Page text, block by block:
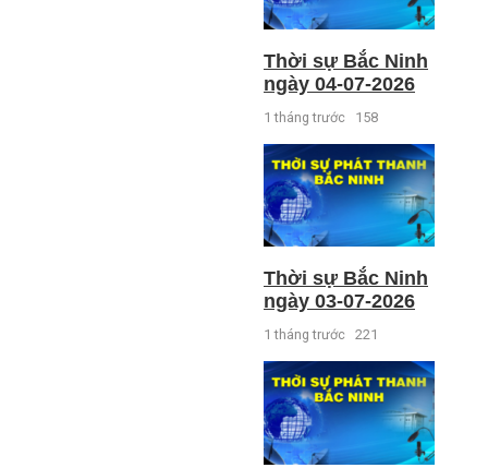
Thời sự Bắc Ninh
ngày 04-07-2026
1 tháng trước 158
Thời sự Bắc Ninh
ngày 03-07-2026
1 tháng trước 221